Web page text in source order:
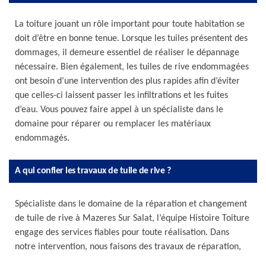
La toiture jouant un rôle important pour toute habitation se
doit d’être en bonne tenue. Lorsque les tuiles présentent des
dommages, il demeure essentiel de réaliser le dépannage
nécessaire. Bien également, les tuiles de rive endommagées
ont besoin d’une intervention des plus rapides afin d’éviter
que celles-ci laissent passer les infiltrations et les fuites
d’eau. Vous pouvez faire appel à un spécialiste dans le
domaine pour réparer ou remplacer les matériaux
endommagés.
A qui confier les travaux de tuile de rive ?
Spécialiste dans le domaine de la réparation et changement
de tuile de rive à Mazeres Sur Salat, l’équipe Histoire Toiture
engage des services fiables pour toute réalisation. Dans
notre intervention, nous faisons des travaux de réparation,